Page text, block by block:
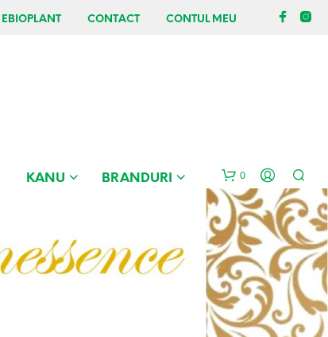
EBIOPLANT CONTACT CONTUL MEU
KANU BRANDURI 0